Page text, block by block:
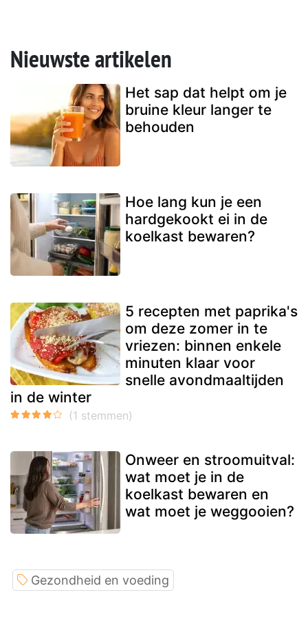
Nieuwste artikelen
Het sap dat helpt om je
bruine kleur langer te
behouden
Hoe lang kun je een
hardgekookt ei in de
koelkast bewaren?
5 recepten met paprika's
om deze zomer in te
vriezen: binnen enkele
minuten klaar voor
snelle avondmaaltijden
in de winter
Onweer en stroomuitval:
wat moet je in de
koelkast bewaren en
wat moet je weggooien?
Gezondheid en voeding